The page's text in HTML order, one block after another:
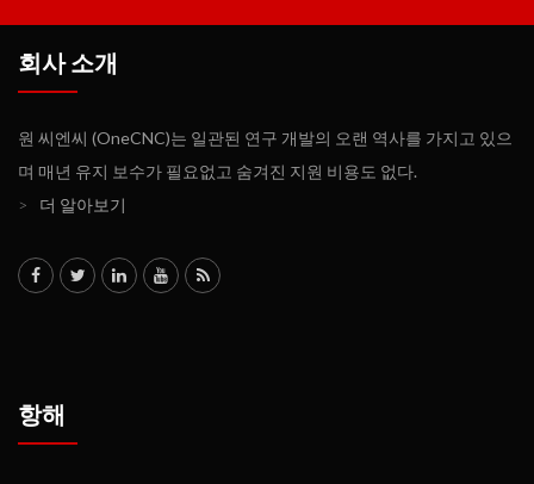
회사 소개
원 씨엔씨 (OneCNC)는 일관된 연구 개발의 오랜 역사를 가지고 있으
며 매년 유지 보수가 필요없고 숨겨진 지원 비용도 없다.
>
더 알아보기
항해